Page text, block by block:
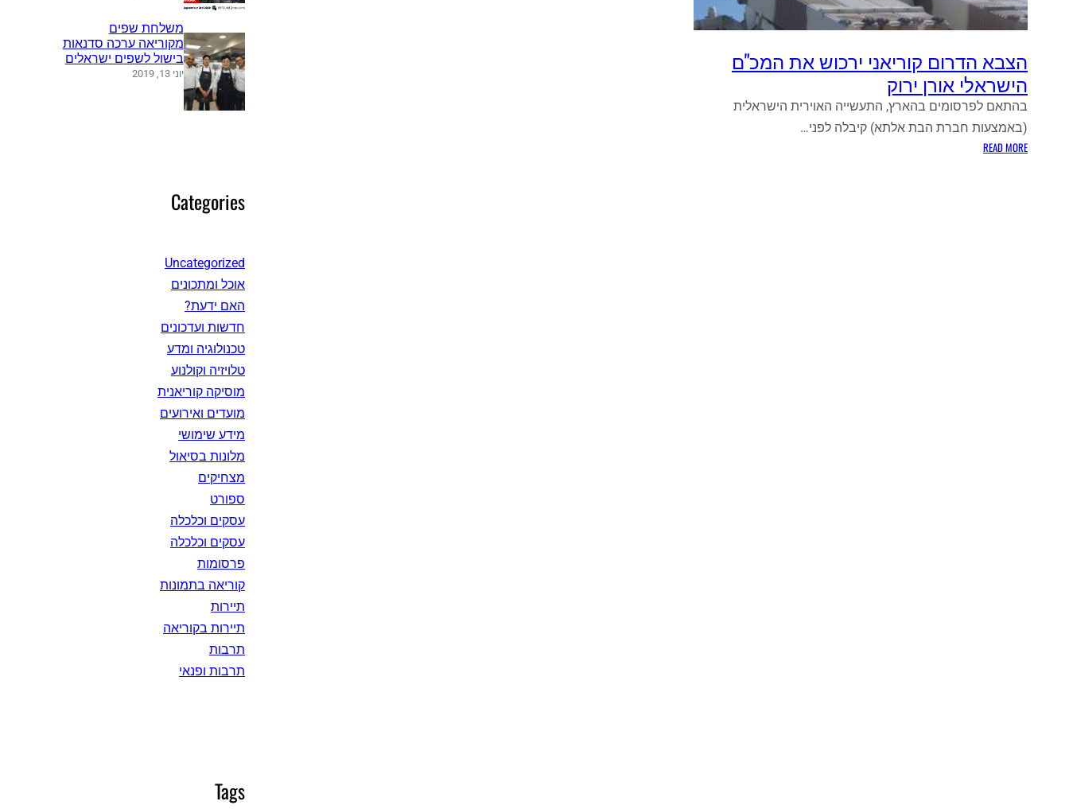
הצבא הדרום קוריאני ירכוש את המכ"ם
הישראלי אורן ירוק
בהתאם לפרסומים בהארץ, התעשייה האוירית הישראלית
(באמצעות חברת הבת אלתא) קיבלה לפני…
READ MORE
:
משלחת שפים
מקוריאה ערכה סדנאות
בישול לשפים ישראלים
יוני 13, 2019
Categories
Uncategorized
אוכל ומתכונים
האם ידעת?
חדשות ועדכונים
טכנולוגיה ומדע
טלויזיה וקולנוע
מוסיקה קוריאנית
מועדים ואירועים
מידע שימושי
מלונות בסיאול
מצחיקים
ספורט
עסקים וכלכלה
עסקים וכלכלה
פרסומות
קוריאה בתמונות
תיירות
תיירות בקוריאה
תרבות
תרבות ופנאי
Tags